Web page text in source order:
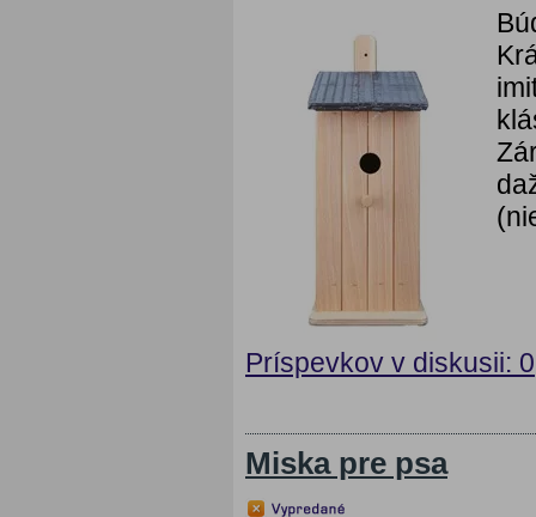
Príspevkov v diskusii: 0
Miska pre psa